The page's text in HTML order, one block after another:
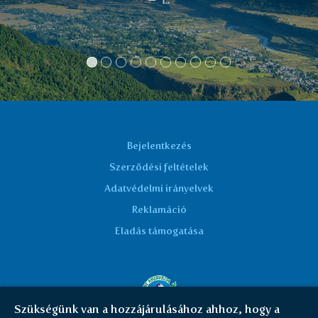
Michal
Bejelentkezés
Szerződési feltételek
Adatvédelmi irányelvek
Reklamáció
Eladás támogatása
Szükségünk van a hozzájárulásához ahhoz, hogy a